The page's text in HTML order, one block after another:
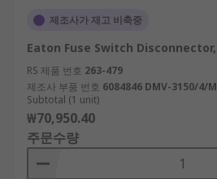
제조사가 재고 비축중
Eaton Fuse Switch
RS 제품 번호 263-479
제조사 부품 번호 6084846 DMV-3150/4/
Subtotal (1 unit)
₩70,950.40
주문수량